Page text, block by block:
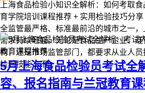
上海食品检验小知识全解析：如何考取
育学院培训课程推荐 + 实用检验技巧
全监管最严格、标准最前沿的城市之一
需求持续旺盛。无论是食品生产企业、
构，还是市场监管部门，都要求从业人
检验技能，不...
5月上海食品检验员考试全
容、报名指南与兰冠教育